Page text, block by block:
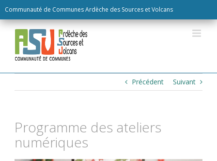
Communauté de Communes Ardèche des Sources et Volcans
to
content
Précédent Suivant
Programme des ateliers
numériques